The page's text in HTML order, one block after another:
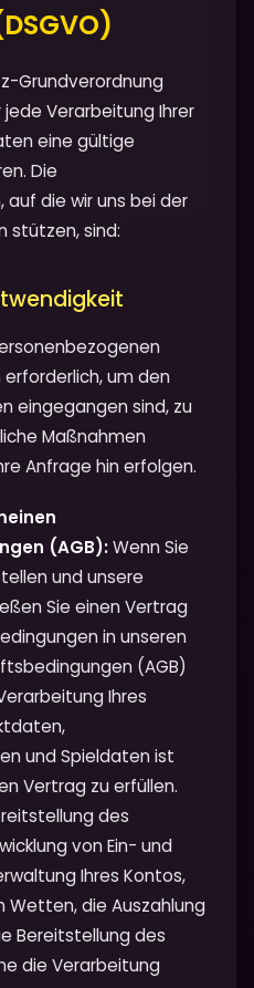
Grundverordnung
jede Verarbeitung Ihrer
eine gültige
Die
die wir uns bei der
stützen, sind:
um den
eingegangen sind, zu
Maßnahmen
Anfrage hin erfolgen.
(AGB):Wenn Sie
und unsere
Sie einen Vertrag
in unseren
(AGB)
Ihres
und Spieldaten ist
Vertrag zu erfüllen.
des
von Ein- und
Ihres Kontos,
Wetten, die Auszahlung
Bereitstellung des
die Verarbeitung